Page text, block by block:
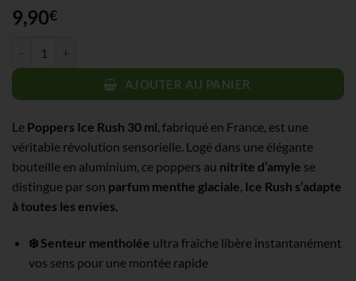
9,90€
AJOUTER AU PANIER
Le Poppers Ice Rush 30 ml, fabriqué en France, est une
véritable révolution sensorielle. Logé dans une élégante
bouteille en aluminium, ce poppers au nitrite d’amyle se
distingue par son parfum menthe glaciale, Ice Rush s’adapte
à toutes les envies.
❄️ Senteur mentholée ultra fraîche libère instantanément
vos sens pour une montée rapide